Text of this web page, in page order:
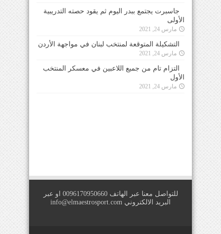
جاسبرت يجتمع ببدر اليوم ثم يقود حصته التدريبية
الأولى
مارس 24, 2021
التشكيلة المتوقعة لمنتخب لبنان في مواجهة الأردن
مارس 24, 2021
التزام تام من جميع اللاعبين في معسكر المنتخب
الأول
مارس 24, 2021
للتواصل معنا عبر الهاتف 0096170950660 او عبر
البريد الالكتروني info@elmaestrosport.com